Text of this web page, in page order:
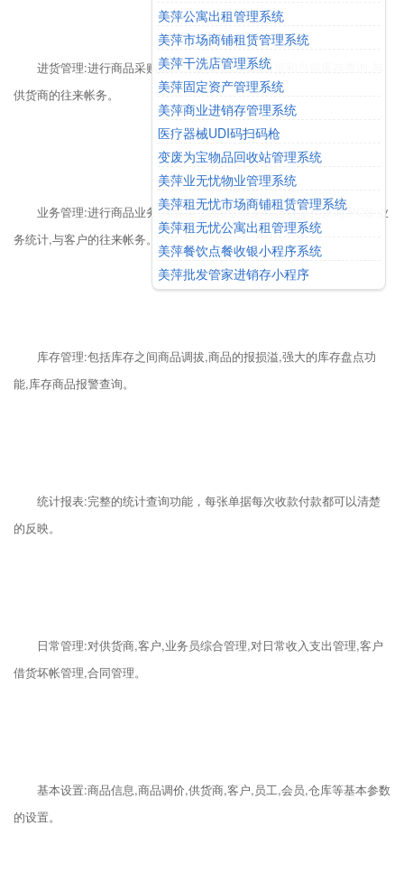
进货管理:进行商品采购入库,采购退货,进/退单据和当前库存查询,与
供货商的往来帐务。
业务管理:进行商品业务,顾客退货,销/退单据和当前库存查询,POS 业
务统计,与客户的往来帐务。
库存管理:包括库存之间商品调拔,商品的报损溢,强大的库存盘点功
能,库存商品报警查询。
统计报表:完整的统计查询功能，每张单据每次收款付款都可以清楚
的反映。
日常管理:对供货商,客户,业务员综合管理,对日常收入支出管理,客户
借货坏帐管理,合同管理。
基本设置:商品信息,商品调价,供货商,客户,员工,会员,仓库等基本参数
的设置。
美萍公寓出租管理系统
美萍市场商铺租赁管理系统
美萍干洗店管理系统
美萍固定资产管理系统
美萍商业进销存管理系统
医疗器械UDI码扫码枪
变废为宝物品回收站管理系统
美萍业无忧物业管理系统
美萍租无忧市场商铺租赁管理系统
美萍租无忧公寓出租管理系统
美萍餐饮点餐收银小程序系统
美萍批发管家进销存小程序